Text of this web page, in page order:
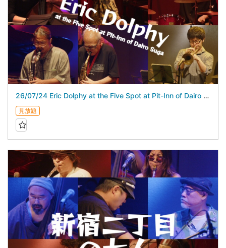
26/07/24 Eric Dolphy at the Five Spot at Pit-Inn of Dairo Suga スガダイロー 5DAYS
見放題